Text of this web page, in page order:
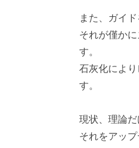
また、ガイ
それが僅か
す。
石灰化によ
す。
現状、理論
それをアッ